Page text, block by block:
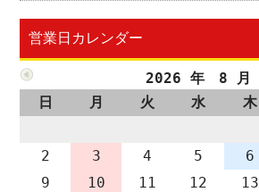
営業日カレンダー
2026 年 8 月
日
月 火 水 木
2
3 4 5 6
9
10 11 12 13